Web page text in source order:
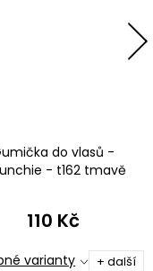
do vlasů -
- t162 tmavě
110 Kč
varianty + další